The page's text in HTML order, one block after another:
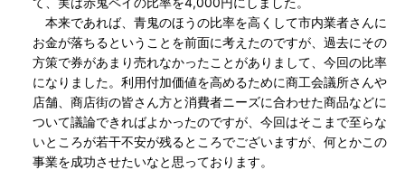
本来であれば、青鬼のほうの比率を高くして市内業者さんに
お金が落ちるということを前面に考えたのですが、過去にその
方策で券があまり売れなかったことがありまして、今回の比率
になりました。利用付加価値を高めるために商工会議所さんや
店舗、商店街の皆さん方と消費者ニーズに合わせた商品などに
ついて議論できればよかったのですが、今回はそこまで至らな
いところが若干不安が残るところでございますが、何とかこの
事業を成功させたいなと思っております。